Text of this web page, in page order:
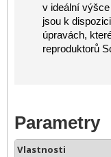
v ideální
jsou k
úpravách,
reproduktorů
Parametry
Vlastnosti